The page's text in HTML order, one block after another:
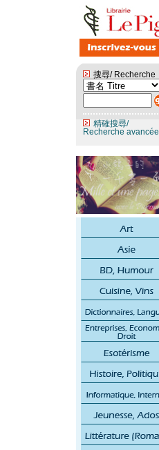
搜尋/ Recherche
精確搜尋/
Recherche avancée